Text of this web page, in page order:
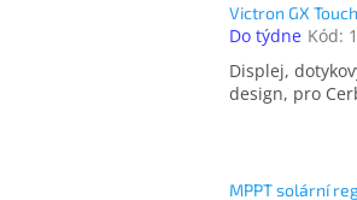
Victron GX
Do týdne Kód:
Displej,
design, pro
MPPT solární